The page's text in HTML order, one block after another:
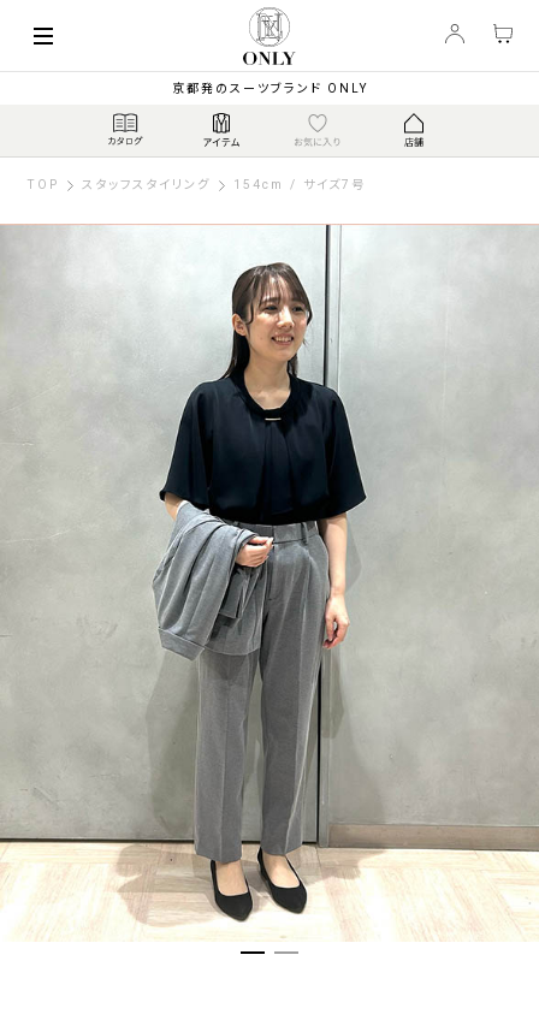
京都発のスーツブランド ONLY
TOP スタッフスタイリング 154cm / サイズ7号